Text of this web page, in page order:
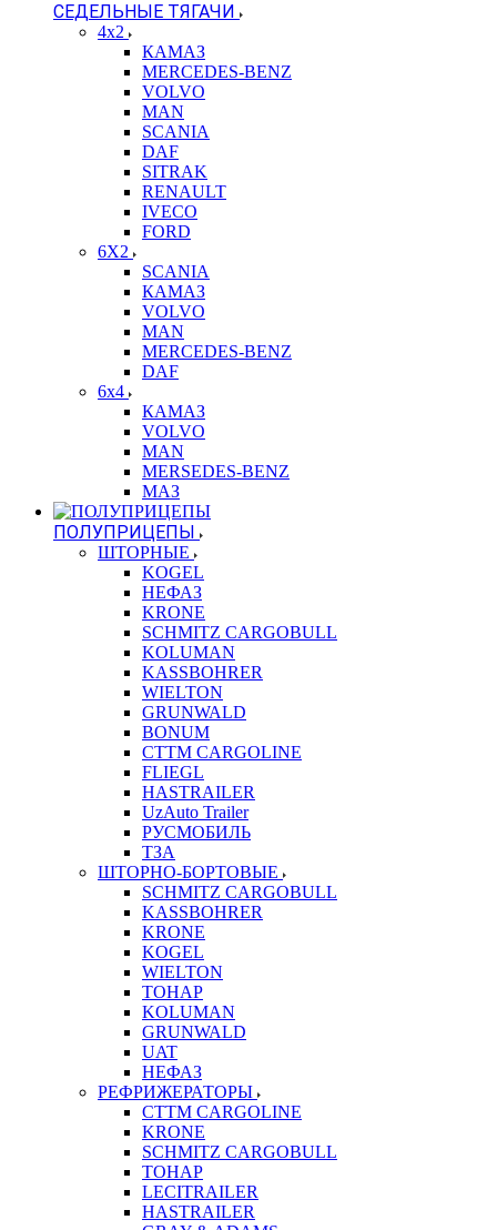
СЕДЕЛЬНЫЕ ТЯГАЧИ
4x2
КАМАЗ
MERCEDES-BENZ
VOLVO
MAN
SCANIA
DAF
SITRAK
RENAULT
IVECO
FORD
6X2
SCANIA
КАМАЗ
VOLVO
MAN
MERCEDES-BENZ
DAF
6x4
КАМАЗ
VOLVO
MAN
MERSEDES-BENZ
МАЗ
ПОЛУПРИЦЕПЫ
ШТОРНЫЕ
KOGEL
НЕФАЗ
KRONE
SCHMITZ CARGOBULL
KOLUMAN
KASSBOHRER
WIELTON
GRUNWALD
BONUM
CTTM CARGOLINE
FLIEGL
HASTRAILER
UzAuto Trailer
РУСМОБИЛЬ
ТЗА
ШТОРНО-БОРТОВЫЕ
SCHMITZ CARGOBULL
KASSBOHRER
KRONE
KOGEL
WIELTON
ТОНАР
KOLUMAN
GRUNWALD
UAT
НЕФАЗ
РЕФРИЖЕРАТОРЫ
CTTM CARGOLINE
KRONE
SCHMITZ CARGOBULL
ТОНАР
LECITRAILER
HASTRAILER